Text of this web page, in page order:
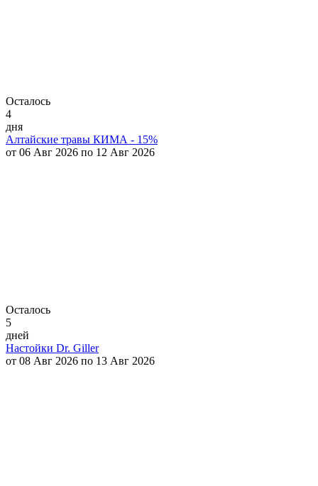
Осталось
4
дня
Алтайские травы КИМА - 15%
от 06 Авг 2026 по 12 Авг 2026
Осталось
5
дней
Настойки Dr. Giller
от 08 Авг 2026 по 13 Авг 2026